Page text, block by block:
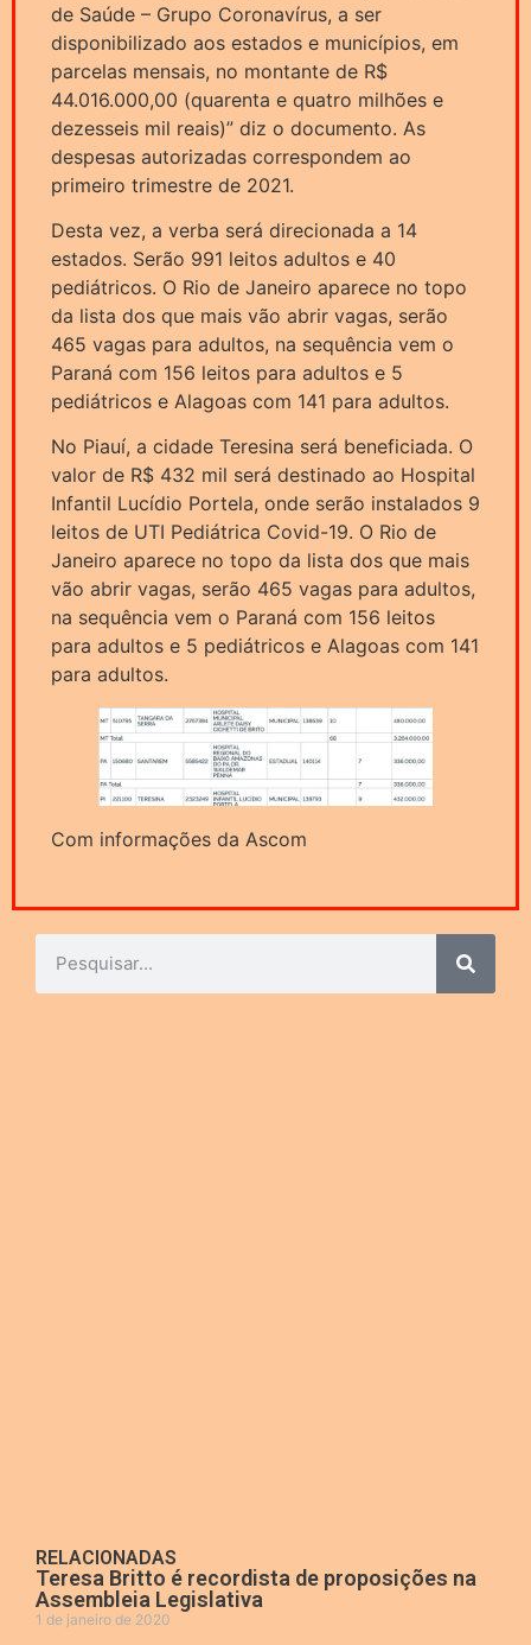
de Saúde – Grupo Coronavírus, a ser
disponibilizado aos estados e municípios, em
parcelas mensais, no montante de R$
44.016.000,00 (quarenta e quatro milhões e
dezesseis mil reais)” diz o documento. As
despesas autorizadas correspondem ao
primeiro trimestre de 2021.
Desta vez, a verba será direcionada a 14
estados. Serão 991 leitos adultos e 40
pediátricos. O Rio de Janeiro aparece no topo
da lista dos que mais vão abrir vagas, serão
465 vagas para adultos, na sequência vem o
Paraná com 156 leitos para adultos e 5
pediátricos e Alagoas com 141 para adultos.
No Piauí, a cidade Teresina será beneficiada. O
valor de R$ 432 mil será destinado ao Hospital
Infantil Lucídio Portela, onde serão instalados 9
leitos de UTI Pediátrica Covid-19. O Rio de
Janeiro aparece no topo da lista dos que mais
vão abrir vagas, serão 465 vagas para adultos,
na sequência vem o Paraná com 156 leitos
para adultos e 5 pediátricos e Alagoas com 141
para adultos.
Com informações da Ascom
RELACIONADAS
Teresa Britto é recordista de proposições na
Assembleia Legislativa
1 de janeiro de 2020